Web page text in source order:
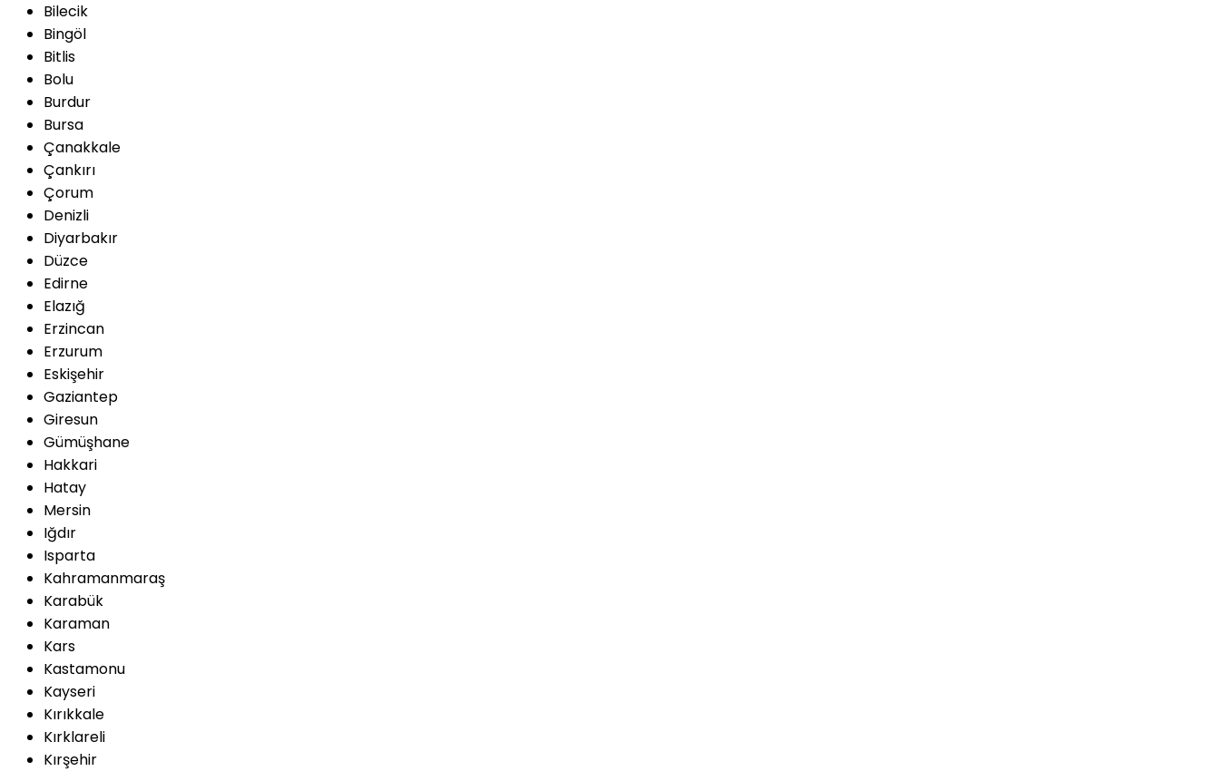
Bilecik
Bingöl
Bitlis
Bolu
Burdur
Bursa
Çanakkale
Çankırı
Çorum
Denizli
Diyarbakır
Düzce
Edirne
Elazığ
Erzincan
Erzurum
Eskişehir
Gaziantep
Giresun
Gümüşhane
Hakkari
Hatay
Mersin
Iğdır
Isparta
Kahramanmaraş
Karabük
Karaman
Kars
Kastamonu
Kayseri
Kırıkkale
Kırklareli
Kırşehir